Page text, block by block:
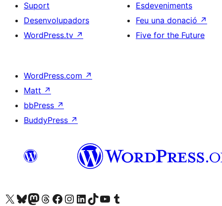
Suport
Desenvolupadors
WordPress.tv ↗
Esdeveniments
Feu una donació ↗
Five for the Future
WordPress.com ↗
Matt ↗
bbPress ↗
BuddyPress ↗
Visiteu el nostre compte X (abans Twitter)
Visiteu el nostre compte de Bluesky
Visiteu el nostre compte al Mastodon
Visiteu el nostre compte de Threads
Visiteu la nostra pàgina al Facebook
Visiteu el nostre compte d'Instagram
Visiteu el nostre compte de LinkedIn
Visiteu el nostre compte de TikTok
Visiteu el nostre canal al YouTube
Visiteu el nostre compte de Tumblr